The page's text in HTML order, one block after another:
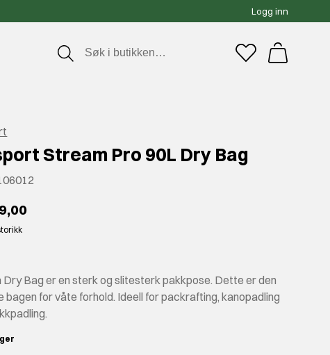
Logg inn
Stream Pro 90L Dry Bag
Dry Bag er en sterk og slitesterk pakkpose. Dette er den
bagen for våte forhold. Ideell for packrafting, kanopadling